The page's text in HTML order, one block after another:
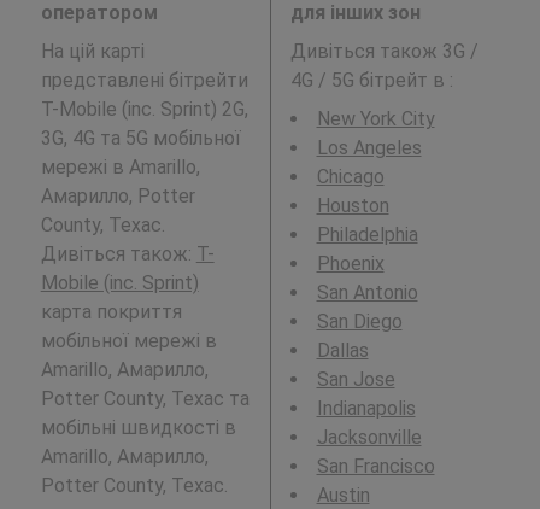
оператором
На цій карті
представлені бітрейти
T-Mobile (inc. Sprint) 2G,
3G, 4G та 5G мобільної
мережі в Amarillo,
Амарилло, Potter
County, Техас.
Дивіться також: T-
Mobile (inc. Sprint)
карта покриття
мобільної мережі в
Amarillo, Амарилло,
Potter County, Техас та
мобільні швидкості в
Amarillo, Амарилло,
Potter County, Техас.
для інших зон
Дивіться також 3G /
4G / 5G бітрейт в :
New York City
Los Angeles
Chicago
Houston
Philadelphia
Phoenix
San Antonio
San Diego
Dallas
San Jose
Indianapolis
Jacksonville
San Francisco
Austin